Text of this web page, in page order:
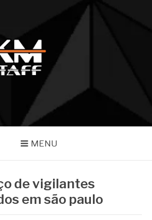
STAFF
e atendimento em eventos
MENU
de vigilantes
em são paulo